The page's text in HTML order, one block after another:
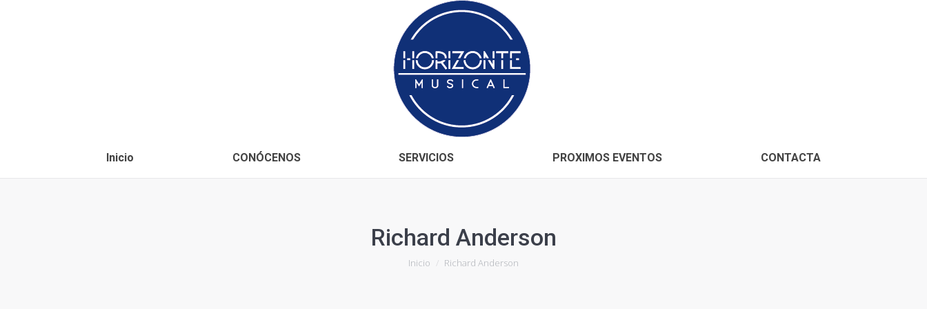
Inicio CONÓCENOS SERVICIOS PROXIMOS EVENTOS CONTACTA
Richard Anderson
Estás aquí:
Inicio Richard Anderson
CONÓCENOS